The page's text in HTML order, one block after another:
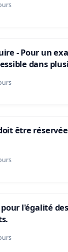
- Pour un
dans
être
l'égalité